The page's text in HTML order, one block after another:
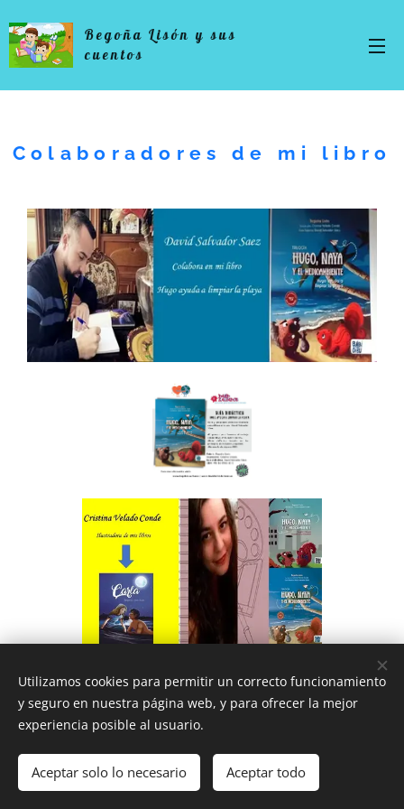
Begoña Lisón y sus
cuentos
Colaboradores de mi libro
Cookies
Utilizamos cookies para permitir un correcto funcionamiento
y seguro en nuestra página web, y para ofrecer la mejor
experiencia posible al usuario.
Aceptar solo lo necesario Aceptar todo